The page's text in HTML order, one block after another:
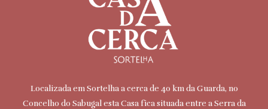
Localizada em Sortelha a cerca de 40 km da Guarda, no
Concelho do Sabugal esta Casa fica situada entre a Serra da